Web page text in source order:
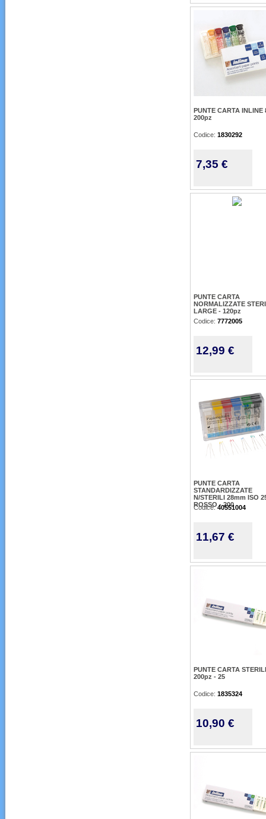
PUNTE CARTA INLINE
200pz
Codice: 1830292
7,35 €
PUNTE CARTA
NORMALIZZATE
LARGE - 120pz
Codice: 7772005
12,99 €
PUNTE CARTA
STANDARDIZZATE
N/STERILI 28mm ISO
ROSSO - 200
Codice:40551004
11,67 €
PUNTE CARTA STERILI
200pz - 25
Codice: 1835324
10,90 €